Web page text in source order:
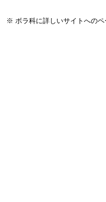
※ ボラ科に詳しいサイトへの